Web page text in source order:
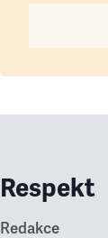
Respekt
Redakce